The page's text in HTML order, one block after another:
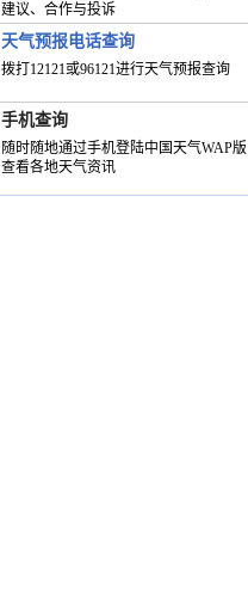
建议、合作与投诉
天气预报电话查询
拨打12121或96121进行天气预报查询
手机查询
随时随地通过手机登陆中国天气WAP版
查看各地天气资讯